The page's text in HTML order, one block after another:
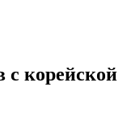
с корейской